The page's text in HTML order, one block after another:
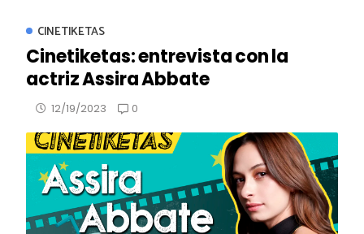
CINETIKETAS
Cinetiketas: entrevista con la
actriz Assira Abbate
12/19/2023 0